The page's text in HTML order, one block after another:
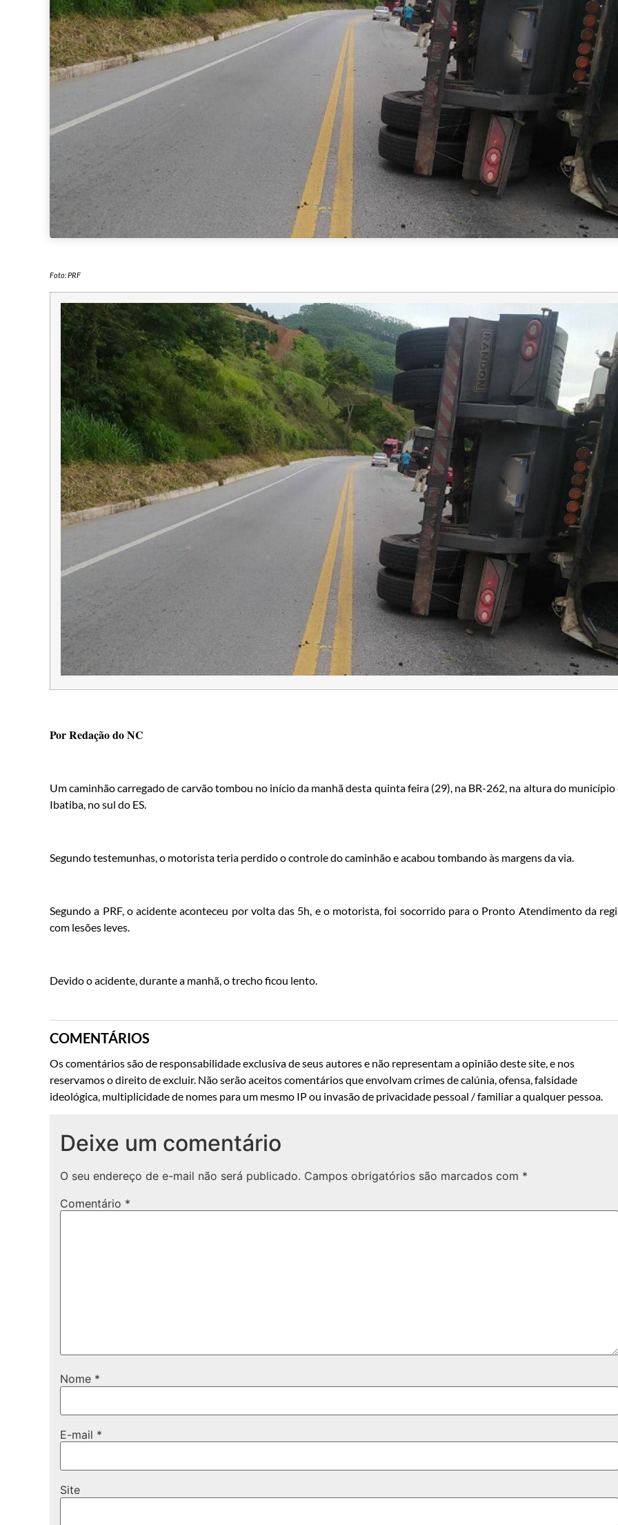
Foto: PRF
Por Redação do NC
Um caminhão carregado de carvão tombou no início da manhã desta quinta feira (29), na BR-262, na altura do município
Ibatiba, no sul do ES.
Segundo testemunhas, o motorista teria perdido o controle do caminhão e acabou tombando às margens da via.
Segundo a PRF, o acidente aconteceu por volta das 5h, e o motorista, foi socorrido para o Pronto Atendimento da
com lesões leves.
Devido o acidente, durante a manhã, o trecho ficou lento.
COMENTÁRIOS
Os comentários são de responsabilidade exclusiva de seus autores e não representam a opinião deste site, e nos
reservamos o direito de excluir. Não serão aceitos comentários que envolvam crimes de calúnia, ofensa, falsidade
ideológica, multiplicidade de nomes para um mesmo IP ou invasão de privacidade pessoal / familiar a qualquer pessoa.
Deixe um comentário
O seu endereço de e-mail não será publicado. Campos obrigatórios são marcados com *
Comentário *
Nome *
E-mail *
Site